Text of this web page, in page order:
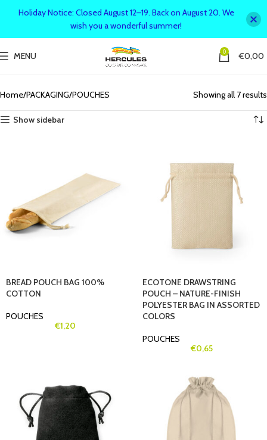
MENU 0 €0,00
Versatile pouches for storage and organization! Perfect for gifts, travel, or
everyday use in stylish and durable designs.
Home PACKAGING POUCHES Showing all 7 results
Show sidebar
BREAD POUCH BAG 100%
COTTON
POUCHES
€1,20
ECOTONE DRAWSTRING
POUCH – NATURE-FINISH
POLYESTER BAG IN ASSORTED
COLORS
POUCHES
€0,65
Holiday Notice: Closed August 12–19. Back on August 20. We
wish you a wonderful summer!